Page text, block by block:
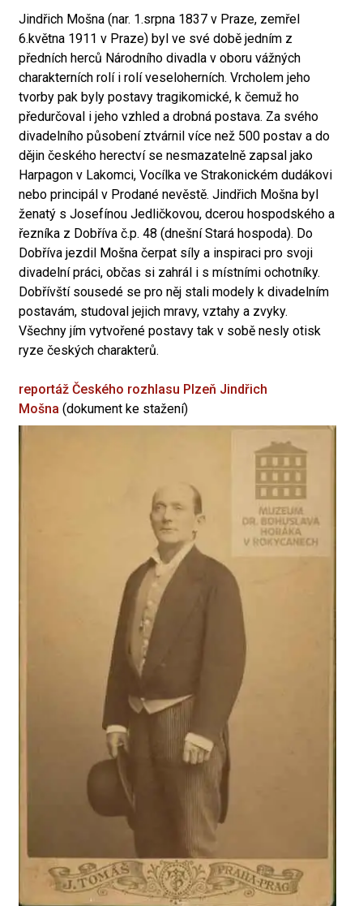
Jindřich Mošna (nar. 1.srpna 1837 v Praze, zemřel
6.května 1911 v Praze) byl ve své době jedním z
předních herců Národního divadla v oboru vážných
charakterních rolí i rolí veseloherních. Vrcholem jeho
tvorby pak byly postavy tragikomické, k čemuž ho
předurčoval i jeho vzhled a drobná postava. Za svého
divadelního působení ztvárnil více než 500 postav a do
dějin českého herectví se nesmazatelně zapsal jako
Harpagon v Lakomci, Vocílka ve Strakonickém dudákovi
nebo principál v Prodané nevěstě. Jindřich Mošna byl
ženatý s Josefínou Jedličkovou, dcerou hospodského a
řezníka z Dobříva č.p. 48 (dnešní Stará hospoda). Do
Dobříva jezdil Mošna čerpat síly a inspiraci pro svoji
divadelní práci, občas si zahrál i s místními ochotníky.
Dobřívští sousedé se pro něj stali modely k divadelním
postavám, studoval jejich mravy, vztahy a zvyky.
Všechny jím vytvořené postavy tak v sobě nesly otisk
ryze českých charakterů.
reportáž Českého rozhlasu Plzeň Jindřich
Mošna (dokument ke stažení)